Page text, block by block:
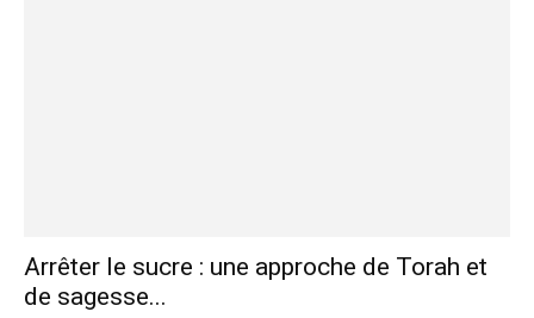
Arrêter le sucre : une approche de Torah et
de sagesse...